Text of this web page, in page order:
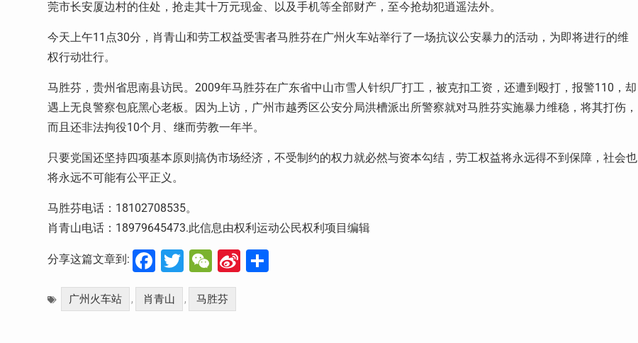
莞市长安厦边村的住处，抢走其十万元现金、以及手机等全部财产，至今抢劫犯逍遥法外。
今天上午11 点30分，肖青山和劳工权益受害者马胜芬在广州火车站举行了一场抗议公安暴力的活动，为即将进行的维
权行动壮行。
马胜芬，贵州省思南县访民。 2009年马胜芬在广东省中山市雪人针织厂打工，被克扣工资，还遭到殴打，报警110 ，却
遇上无良警察包庇黑心老板。因为上访，广州市越秀区公安分局洪槽派出所警察就对马胜芬实施暴力维稳，将其打伤，
而且还非法拘役10个月、继而劳教一年半。
只要党国还坚持四项基本原则搞伪市场经济，不受制约的权力就必然与资本勾结，劳工权益将永远得不到保障，社会也
将永远不可能有公平正义。
马胜芬电话： 18102708535。
肖青山电话： 18979645473.此信息由权利运动公民权利项目编辑
分享这篇文章到: Facebook
Twitter
WeChat
Sina
广州火车站 , 肖青山 , 马胜芬